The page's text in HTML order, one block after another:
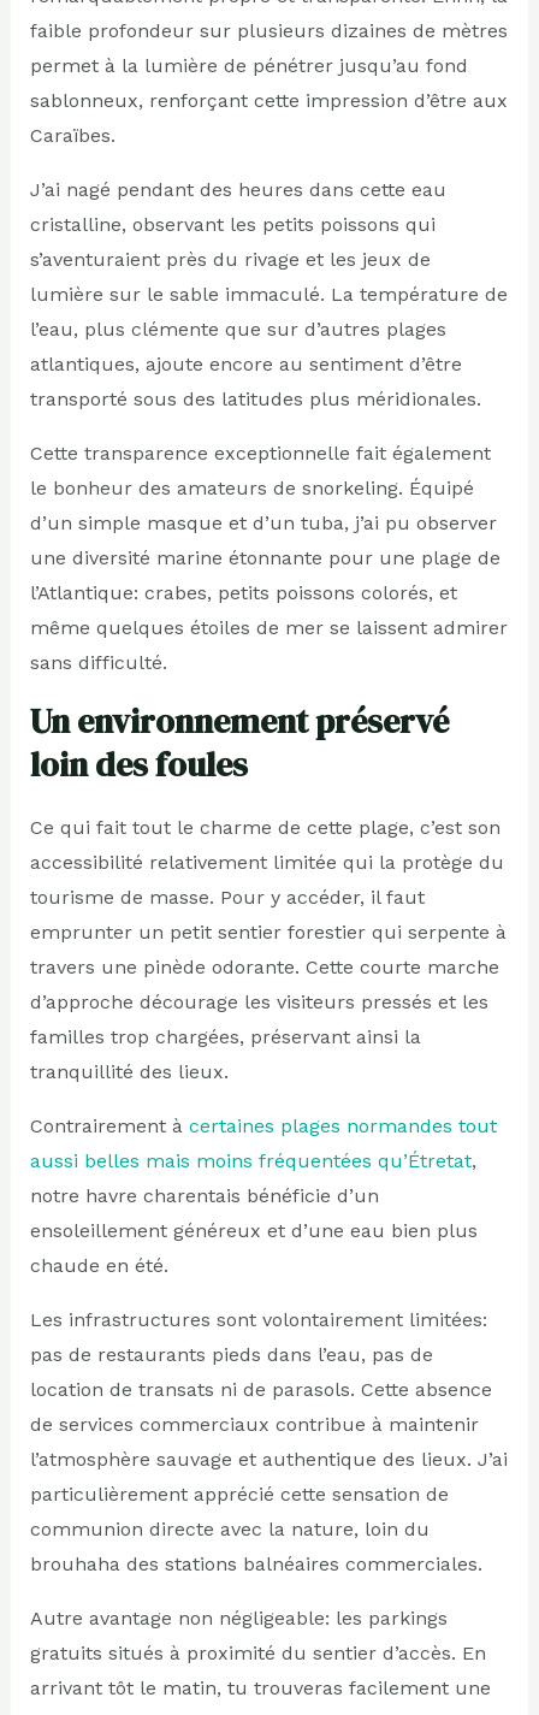
faible profondeur sur plusieurs dizaines de mètres
permet à la lumière de pénétrer jusqu’au fond
sablonneux, renforçant cette impression d’être aux
Caraïbes.
J’ai nagé pendant des heures dans cette eau
cristalline, observant les petits poissons qui
s’aventuraient près du rivage et les jeux de
lumière sur le sable immaculé. La température de
l’eau, plus clémente que sur d’autres plages
atlantiques, ajoute encore au sentiment d’être
transporté sous des latitudes plus méridionales.
Cette transparence exceptionnelle fait également
le bonheur des amateurs de snorkeling. Équipé
d’un simple masque et d’un tuba, j’ai pu observer
une diversité marine étonnante pour une plage de
l’Atlantique: crabes, petits poissons colorés, et
même quelques étoiles de mer se laissent admirer
sans difficulté.
Un environnement préservé
loin des foules
Ce qui fait tout le charme de cette plage, c’est son
accessibilité relativement limitée qui la protège du
tourisme de masse. Pour y accéder, il faut
emprunter un petit sentier forestier qui serpente à
travers une pinède odorante. Cette courte marche
d’approche décourage les visiteurs pressés et les
familles trop chargées, préservant ainsi la
tranquillité des lieux.
Contrairement à certaines plages normandes tout
aussi belles mais moins fréquentées qu’Étretat,
notre havre charentais bénéficie d’un
ensoleillement généreux et d’une eau bien plus
chaude en été.
Les infrastructures sont volontairement limitées:
pas de restaurants pieds dans l’eau, pas de
location de transats ni de parasols. Cette absence
de services commerciaux contribue à maintenir
l’atmosphère sauvage et authentique des lieux. J’ai
particulièrement apprécié cette sensation de
communion directe avec la nature, loin du
brouhaha des stations balnéaires commerciales.
Autre avantage non négligeable: les parkings
gratuits situés à proximité du sentier d’accès. En
arrivant tôt le matin, tu trouveras facilement une